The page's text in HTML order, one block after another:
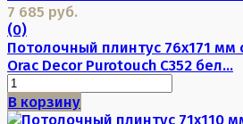
7 685 руб.
(0)
Потолочный плинтус 76х171 мм
Orac Decor Purotouch C352 бел...
В корзину